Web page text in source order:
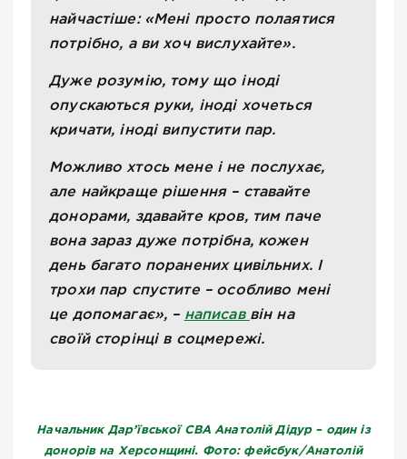
найчастіше: «Мені просто полаятися
потрібно, а ви хоч вислухайте».
Дуже розумію, тому що іноді
опускаються руки, іноді хочеться
кричати, іноді випустити пар.
Можливо хтось мене і не послухає,
але найкраще рішення – ставайте
донорами, здавайте кров, тим паче
вона зараз дуже потрібна, кожен
день багато поранених цивільних. І
трохи пар спустите – особливо мені
це допомагає», – написав він на
своїй сторінці в соцмережі.
Начальник Дар’ївської СВА Анатолій Дідур – один із
донорів на Херсонщині. Фото: фейсбук/Анатолій